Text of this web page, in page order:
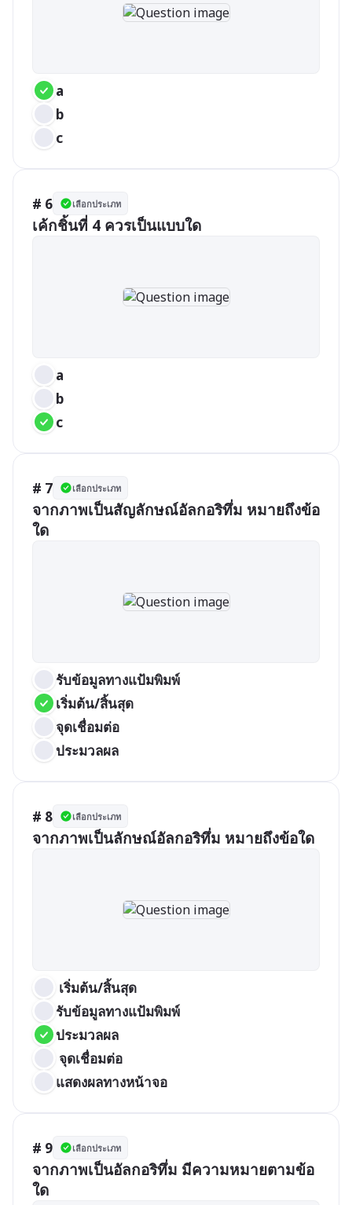
a
b
c
# 6 เลือกประเภท
เค้กชิ้นที่ 4 ควรเป็นแบบใด
a
b
c
# 7 เลือกประเภท
จากภาพเป็นสัญลักษณ์อัลกอริทึ่ม หมายถึงข้อ
ใด
รับข้อมูลทางแป้มพิมพ์
เริ่มต้น/สิ้นสุด
จุดเชื่อมต่อ
ประมวลผล
# 8 เลือกประเภท
จากภาพเป็นลักษณ์อัลกอริทึ่ม หมายถึงข้อใด
เริ่มต้น/สิ้นสุด
รับข้อมูลทางแป้มพิมพ์
ประมวลผล
จุดเชื่อมต่อ
แสดงผลทางหน้าจอ
# 9 เลือกประเภท
จากภาพเป็นอัลกอริทึ่ม มีความหมายตามข้อ
ใด